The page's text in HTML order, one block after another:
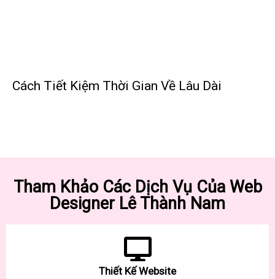
Cách Tiết Kiệm Thời Gian Về Lâu Dài
Tham Khảo Các Dịch Vụ Của Web
Designer Lê Thành Nam
Thiết Kế Website